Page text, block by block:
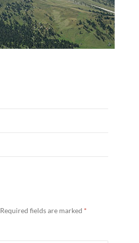
Required fields are marked *